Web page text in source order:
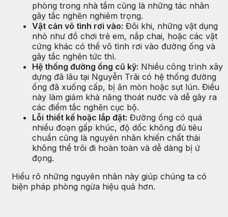
phòng trong nhà tắm cũng là những tác nhân
gây tắc nghẽn nghiêm trọng.
Vật cản vô tình rơi vào: Đôi khi, những vật dụng
nhỏ như đồ chơi trẻ em, nắp chai, hoặc các vật
cứng khác có thể vô tình rơi vào đường ống và
gây tắc nghẽn tức thì.
Hệ thống đường ống cũ kỹ: Nhiều công trình xây
dựng đã lâu tại Nguyễn Trãi có hệ thống đường
ống đã xuống cấp, bị ăn mòn hoặc sụt lún. Điều
này làm giảm khả năng thoát nước và dễ gây ra
các điểm tắc nghẽn cục bộ.
Lỗi thiết kế hoặc lắp đặt: Đường ống có quá
nhiều đoạn gấp khúc, độ dốc không đủ tiêu
chuẩn cũng là nguyên nhân khiến chất thải
không thể trôi đi hoàn toàn và dễ dàng bị ứ
đọng.
Hiểu rõ những nguyên nhân này giúp chúng ta có
biện pháp phòng ngừa hiệu quả hơn.